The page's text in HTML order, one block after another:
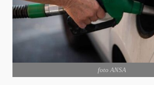
foto ANSA